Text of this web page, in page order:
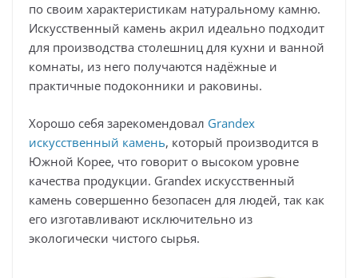
по своим характеристикам натуральному камню.
Искусственный камень акрил идеально подходит
для производства столешниц для кухни и ванной
комнаты, из него получаются надёжные и
практичные подоконники и раковины.
Хорошо себя зарекомендовал Grandex
искусственный камень, который производится в
Южной Корее, что говорит о высоком уровне
качества продукции. Grandex искусственный
камень совершенно безопасен для людей, так как
его изготавливают исключительно из
экологически чистого сырья.